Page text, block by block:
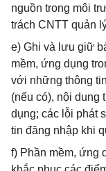
nguồn trong môi
trách CNTT quản
e) Ghi và lưu giữ
mềm, ứng dụng
với những thông
(nếu có), nội dung
dụng; các lỗi phát
tin đăng nhập khi
f) Phần mềm, ứng